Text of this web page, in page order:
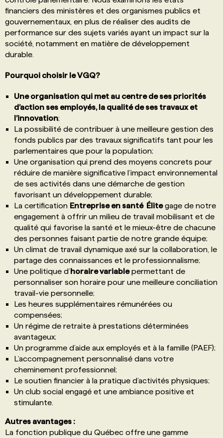
financiers des ministères et des organismes publics et
gouvernementaux, en plus de réaliser des audits de
performance sur des sujets variés ayant un impact sur la
société, notamment en matière de développement
durable.
Pourquoi choisir le VGQ?
Une organisation qui met au centre de ses priorités
d’action ses employés, la qualité de ses travaux et
l’innovation;
La possibilité de contribuer à une meilleure gestion des
fonds publics par des travaux significatifs tant pour les
parlementaires que pour la population;
Une organisation qui prend des moyens concrets pour
réduire de manière significative l’impact environnemental
de ses activités dans une démarche de gestion
favorisant un développement durable;
La certification Entreprise en santé Élitegage de notre
engagement à offrir un milieu de travail mobilisant et de
qualité qui favorise la santé et le mieux-être de chacune
des personnes faisant partie de notre grande équipe;
Un climat de travail dynamique axé sur la collaboration, le
partage des connaissances et le professionnalisme;
Une politique d’horaire variablepermettant de
personnaliser son horaire pour une meilleure conciliation
travail-vie personnelle;
Les heures supplémentaires rémunérées ou
compensées;
Un régime de retraite à prestations déterminées
avantageux;
Un programme d’aide aux employés et à la famille (PAEF);
L’accompagnement personnalisé dans votre
cheminement professionnel;
Le soutien financier à la pratique d’activités physiques;
Un club social engagé et une ambiance positive et
stimulante.
Autres avantages :
La fonction publique du Québec offre une gamme